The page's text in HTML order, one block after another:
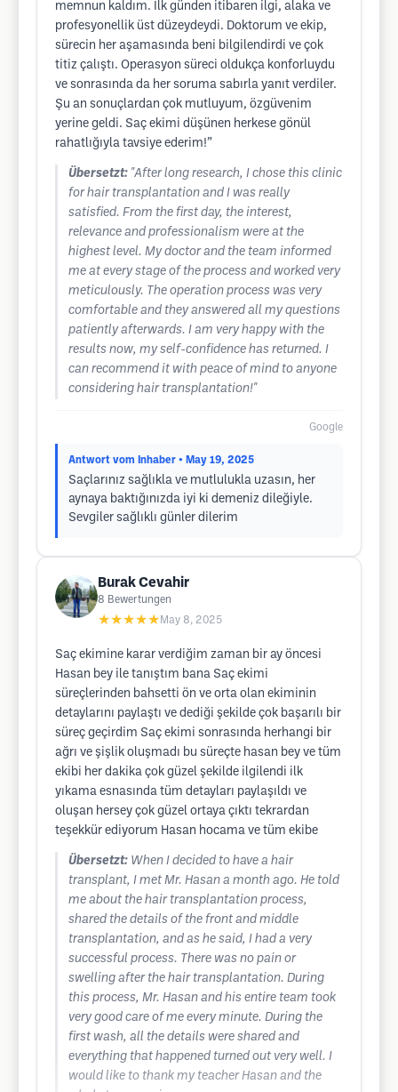
memnun kaldım. İlk günden itibaren ilgi, alaka ve
profesyonellik üst düzeydeydi. Doktorum ve ekip,
sürecin her aşamasında beni bilgilendirdi ve çok
titiz çalıştı. Operasyon süreci oldukça konforluydu
ve sonrasında da her soruma sabırla yanıt verdiler.
Şu an sonuçlardan çok mutluyum, özgüvenim
yerine geldi. Saç ekimi düşünen herkese gönül
rahatlığıyla tavsiye ederim!”
Übersetzt: "After long research, I chose this clinic
for hair transplantation and I was really
satisfied. From the first day, the interest,
relevance and professionalism were at the
highest level. My doctor and the team informed
me at every stage of the process and worked very
meticulously. The operation process was very
comfortable and they answered all my questions
patiently afterwards. I am very happy with the
results now, my self-confidence has returned. I
can recommend it with peace of mind to anyone
considering hair transplantation!"
Google
Antwort vom Inhaber • May 19, 2025
Saçlarınız sağlıkla ve mutlulukla uzasın, her
aynaya baktığınızda iyi ki demeniz dileğiyle.
Sevgiler sağlıklı günler dilerim
Burak Cevahir
8 Bewertungen
★★★★★ May 8, 2025
Saç ekimine karar verdiğim zaman bir ay öncesi
Hasan bey ile tanıştım bana Saç ekimi
süreçlerinden bahsetti ön ve orta olan ekiminin
detaylarını paylaştı ve dediği şekilde çok başarılı bir
süreç geçirdim Saç ekimi sonrasında herhangi bir
ağrı ve şişlik oluşmadı bu süreçte hasan bey ve tüm
ekibi her dakika çok güzel şekilde ilgilendi ilk
yıkama esnasında tüm detayları paylaşıldı ve
oluşan hersey çok güzel ortaya çıktı tekrardan
teşekkür ediyorum Hasan hocama ve tüm ekibe
Übersetzt: When I decided to have a hair
transplant, I met Mr. Hasan a month ago. He told
me about the hair transplantation process,
shared the details of the front and middle
transplantation, and as he said, I had a very
successful process. There was no pain or
swelling after the hair transplantation. During
this process, Mr. Hasan and his entire team took
very good care of me every minute. During the
first wash, all the details were shared and
everything that happened turned out very well. I
would like to thank my teacher Hasan and the